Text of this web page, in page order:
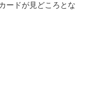
ードが見どころとな